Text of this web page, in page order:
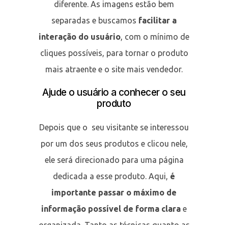
diferente. As imagens estão bem
separadas e buscamos facilitar a
interação do usuário, com o mínimo de
cliques possíveis, para tornar o produto
mais atraente e o site mais vendedor.
Ajude o usuário a conhecer o seu
produto
Depois que o seu visitante se interessou
por um dos seus produtos e clicou nele,
ele será direcionado para uma página
dedicada a esse produto. Aqui, é
importante passar o máximo de
informação possível de forma clara e